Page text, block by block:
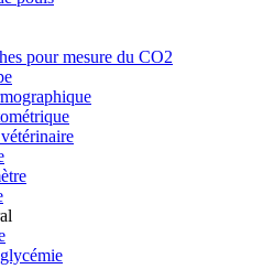
pour mesure du CO2